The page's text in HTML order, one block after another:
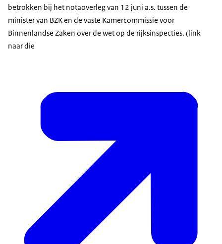
betrokken bij het notaoverleg van 12 juni a.s. tussen de
minister van BZK en de vaste Kamercommissie voor
Binnenlandse Zaken over de wet op de rijksinspecties. (link
naar die